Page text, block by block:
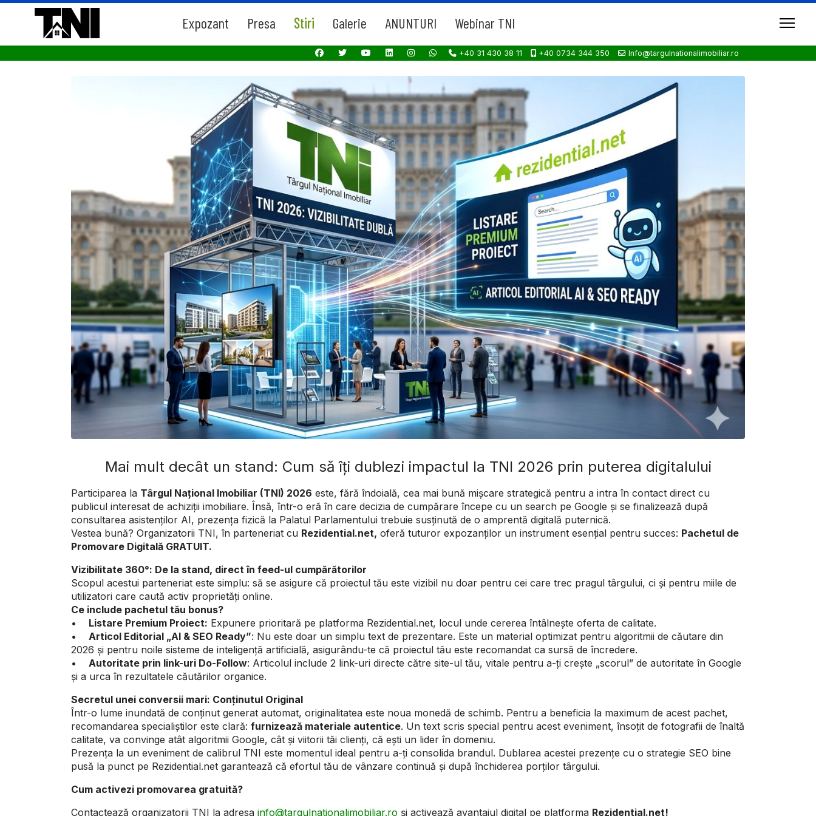
Expozant Presa Stiri Galerie ANUNTURI Webinar TNI
+40 31 430 38 11 +40 0734 344 350 Info@targulnationalimobiliar.ro
Mai mult decât un stand: Cum să îți dublezi impactul la TNI 2026 prin puterea digitalului
Participarea la Târgul Național Imobiliar (TNI) 2026 este, fără îndoială, cea mai bună mișcare strategică pentru a intra în contact direct cu
publicul interesat de achiziții imobiliare. Însă, într-o eră în care decizia de cumpărare începe cu un search pe Google și se finalizează după
consultarea asistenților AI, prezența fizică la Palatul Parlamentului trebuie susținută de o amprentă digitală puternică.
Vestea bună? Organizatorii TNI, în parteneriat cu Rezidential.net, oferă tuturor expozanților un instrument esențial pentru succes: Pachetul de
Promovare Digitală GRATUIT.
Vizibilitate 360°: De la stand, direct în feed-ul cumpărătorilor
Scopul acestui parteneriat este simplu: să se asigure că proiectul tău este vizibil nu doar pentru cei care trec pragul târgului, ci și pentru miile de
utilizatori care caută activ proprietăți online.
Ce include pachetul tău bonus?
• Listare Premium Proiect: Expunere prioritară pe platforma Rezidential.net, locul unde cererea întâlnește oferta de calitate.
• Articol Editorial „AI & SEO Ready”: Nu este doar un simplu text de prezentare. Este un material optimizat pentru algoritmii de căutare din
2026 și pentru noile sisteme de inteligență artificială, asigurându-te că proiectul tău este recomandat ca sursă de încredere.
• Autoritate prin link-uri Do-Follow: Articolul include 2 link-uri directe către site-ul tău, vitale pentru a-ți crește „scorul” de autoritate în Google
și a urca în rezultatele căutărilor organice.
Secretul unei conversii mari: Conținutul Original
Într-o lume inundată de conținut generat automat, originalitatea este noua monedă de schimb. Pentru a beneficia la maximum de acest pachet,
recomandarea specialiștilor este clară: furnizează materiale autentice. Un text scris special pentru acest eveniment, însoțit de fotografii de înaltă
calitate, va convinge atât algoritmii Google, cât și viitorii tăi clienți, că ești un lider în domeniu.
Prezența la un eveniment de calibrul TNI este momentul ideal pentru a-ți consolida brandul. Dublarea acestei prezențe cu o strategie SEO bine
pusă la punct pe Rezidential.net garantează că efortul tău de vânzare continuă și după închiderea porților târgului.
Cum activezi promovarea gratuită?
Contactează organizatorii TNI la adresa info@targulnationalimobiliar.ro și activează avantajul digital pe platforma Rezidential.net!